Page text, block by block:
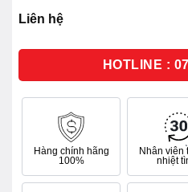
xếp
hạng
sao
Liên hệ
HOTLINE :
Hàng chính hãng
100%
Nhân viên
nhiệt